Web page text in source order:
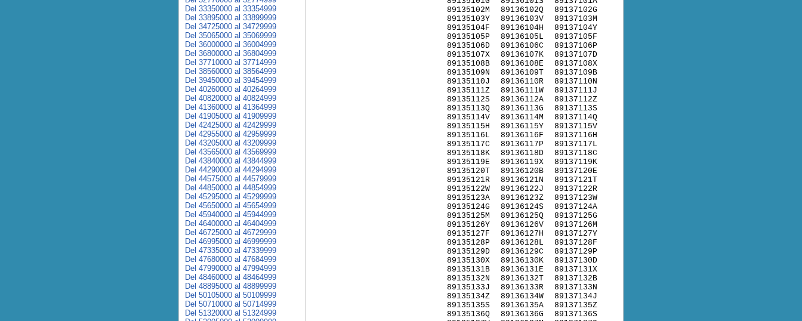
89135102M
89135103Y
89135104F
89135105P
89135106D
89135107X
89135108B
89135109N
89135110J
89135111Z
89135112S
89135113Q
89135114V
89135115H
89135116L
89135117C
89135118K
89135119E
89135120T
89135121R
89135122W
89135123A
89135124G
89135125M
89135126Y
89135127F
89135128P
89135129D
89135130X
89135131B
89135132N
89135133J
89135134Z
89135135S
89135136Q
89136102Q
89136103V
89136104H
89136105L
89136106C
89136107K
89136108E
89136109T
89136110R
89136111W
89136112A
89136113G
89136114M
89136115Y
89136116F
89136117P
89136118D
89136119X
89136120B
89136121N
89136122J
89136123Z
89136124S
89136125Q
89136126V
89136127H
89136128L
89136129C
89136130K
89136131E
89136132T
89136133R
89136134W
89136135A
89136136G
89137102G
89137103M
89137104Y
89137105F
89137106P
89137107D
89137108X
89137109B
89137110N
89137111J
89137112Z
89137113S
89137114Q
89137115V
89137116H
89137117L
89137118C
89137119K
89137120E
89137121T
89137122R
89137123W
89137124A
89137125G
89137126M
89137127Y
89137128F
89137129P
89137130D
89137131X
89137132B
89137133N
89137134J
89137135Z
89137136S
Del 33350000 al 33354999
Del 33895000 al 33899999
Del 34725000 al 34729999
Del 35065000 al 35069999
Del 36000000 al 36004999
Del 36800000 al 36804999
Del 37710000 al 37714999
Del 38560000 al 38564999
Del 39450000 al 39454999
Del 40260000 al 40264999
Del 40820000 al 40824999
Del 41360000 al 41364999
Del 41905000 al 41909999
Del 42425000 al 42429999
Del 42955000 al 42959999
Del 43205000 al 43209999
Del 43565000 al 43569999
Del 43840000 al 43844999
Del 44290000 al 44294999
Del 44575000 al 44579999
Del 44850000 al 44854999
Del 45295000 al 45299999
Del 45650000 al 45654999
Del 45940000 al 45944999
Del 46400000 al 46404999
Del 46725000 al 46729999
Del 46995000 al 46999999
Del 47335000 al 47339999
Del 47680000 al 47684999
Del 47990000 al 47994999
Del 48460000 al 48464999
Del 48895000 al 48899999
Del 50105000 al 50109999
Del 50710000 al 50714999
Del 51320000 al 51324999